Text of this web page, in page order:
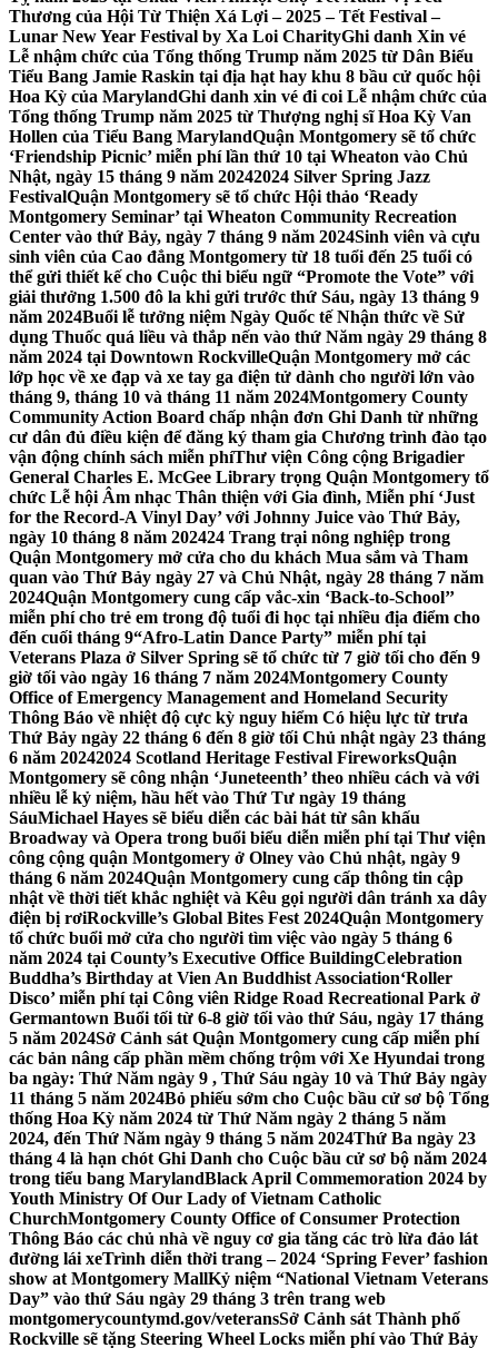
Thương của Hội Từ Thiện Xá Lợi – 2025 – Tết Festival –
Lunar New Year Festival by Xa Loi CharityGhi danh Xin vé
Lễ nhậm chức của Tổng thống Trump năm 2025 từ Dân Biểu
Tiểu Bang Jamie Raskin tại địa hạt hay khu 8 bầu cử quốc hội
Hoa Kỳ của MarylandGhi danh xin vé đi coi Lễ nhậm chức của
Tổng thống Trump năm 2025 từ Thượng nghị sĩ Hoa Kỳ Van
Hollen của Tiểu Bang MarylandQuận Montgomery sẽ tổ chức
‘Friendship Picnic’ miễn phí lần thứ 10 tại Wheaton vào Chủ
Nhật, ngày 15 tháng 9 năm 20242024 Silver Spring Jazz
FestivalQuận Montgomery sẽ tổ chức Hội thảo ‘Ready
Montgomery Seminar’ tại Wheaton Community Recreation
Center vào thứ Bảy, ngày 7 tháng 9 năm 2024Sinh viên và cựu
sinh viên của Cao đẳng Montgomery từ 18 tuổi đến 25 tuổi có
thể gửi thiết kế cho Cuộc thi biểu ngữ “Promote the Vote” với
giải thưởng 1.500 đô la khi gửi trước thứ Sáu, ngày 13 tháng 9
năm 2024Buổi lễ tưởng niệm Ngày Quốc tế Nhận thức về Sử
dụng Thuốc quá liều và thắp nến vào thứ Năm ngày 29 tháng 8
năm 2024 tại Downtown RockvilleQuận Montgomery mở các
lớp học về xe đạp và xe tay ga điện tử dành cho người lớn vào
tháng 9, tháng 10 và tháng 11 năm 2024Montgomery County
Community Action Board chấp nhận đơn Ghi Danh từ những
cư dân đủ điều kiện để đăng ký tham gia Chương trình đào tạo
vận động chính sách miễn phíThư viện Công cộng Brigadier
General Charles E. McGee Library trọng Quận Montgomery tổ
chức Lễ hội Âm nhạc Thân thiện với Gia đình, Miễn phí ‘Just
for the Record-A Vinyl Day’ với Johnny Juice vào Thứ Bảy,
ngày 10 tháng 8 năm 202424 Trang trại nông nghiệp trong
Quận Montgomery mở cửa cho du khách Mua sắm và Tham
quan vào Thứ Bảy ngày 27 và Chủ Nhật, ngày 28 tháng 7 năm
2024Quận Montgomery cung cấp vắc-xin ‘Back-to-School’’
miễn phí cho trẻ em trong độ tuổi đi học tại nhiều địa điểm cho
đến cuối tháng 9“Afro-Latin Dance Party” miễn phí tại
Veterans Plaza ở Silver Spring sẽ tổ chức từ 7 giờ tối cho đến 9
giờ tối vào ngày 16 tháng 7 năm 2024Montgomery County
Office of Emergency Management and Homeland Security
Thông Báo về nhiệt độ cực kỳ nguy hiểm Có hiệu lực từ trưa
Thứ Bảy ngày 22 tháng 6 đến 8 giờ tối Chủ nhật ngày 23 tháng
6 năm 20242024 Scotland Heritage Festival FireworksQuận
Montgomery sẽ công nhận ‘Juneteenth’ theo nhiều cách và với
nhiều lễ kỷ niệm, hầu hết vào Thứ Tư ngày 19 tháng
SáuMichael Hayes sẽ biểu diễn các bài hát từ sân khấu
Broadway và Opera trong buổi biểu diễn miễn phí tại Thư viện
công cộng quận Montgomery ở Olney vào Chủ nhật, ngày 9
tháng 6 năm 2024Quận Montgomery cung cấp thông tin cập
nhật về thời tiết khắc nghiệt và Kêu gọi người dân tránh xa dây
điện bị rơiRockville’s Global Bites Fest 2024Quận Montgomery
tổ chức buổi mở cửa cho người tìm việc vào ngày 5 tháng 6
năm 2024 tại County’s Executive Office BuildingCelebration
Buddha’s Birthday at Vien An Buddhist Association‘Roller
Disco’ miễn phí tại Công viên Ridge Road Recreational Park ở
Germantown Buổi tối từ 6-8 giờ tối vào thứ Sáu, ngày 17 tháng
5 năm 2024Sở Cảnh sát Quận Montgomery cung cấp miễn phí
các bản nâng cấp phần mềm chống trộm với Xe Hyundai trong
ba ngày: Thứ Năm ngày 9 , Thứ Sáu ngày 10 và Thứ Bảy ngày
11 tháng 5 năm 2024Bỏ phiếu sớm cho Cuộc bầu cử sơ bộ Tổng
thống Hoa Kỳ năm 2024 từ Thứ Năm ngày 2 tháng 5 năm
2024, đến Thứ Năm ngày 9 tháng 5 năm 2024Thứ Ba ngày 23
tháng 4 là hạn chót Ghi Danh cho Cuộc bầu cử sơ bộ năm 2024
trong tiểu bang MarylandBlack April Commemoration 2024 by
Youth Ministry Of Our Lady of Vietnam Catholic
ChurchMontgomery County Office of Consumer Protection
Thông Báo các chủ nhà về nguy cơ gia tăng các trò lừa đảo lát
đường lái xeTrình diễn thời trang – 2024 ‘Spring Fever’ fashion
show at Montgomery MallKỷ niệm “National Vietnam Veterans
Day” vào thứ Sáu ngày 29 tháng 3 trên trang web
montgomerycountymd.gov/veteransSở Cảnh sát Thành phố
Rockville sẽ tặng Steering Wheel Locks miễn phí vào Thứ Bảy